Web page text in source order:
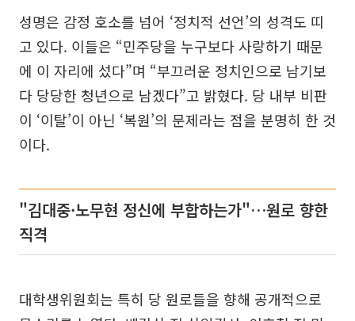
성명은 감정 호소를 넘어 ‘정치적 선언’의 성격도 띠
고 있다. 이들은 “민주당을 누구보다 사랑하기 때문
에 이 자리에 섰다”며 “부끄러운 정치인으로 남기보
다 당당한 청년으로 남겠다”고 밝혔다. 당 내부 비판
이 ‘이탈’이 아닌 ‘복원’의 문제라는 점을 분명히 한 것
이다.
"김대중·노무현 정신에 부합하는가"…원로 향한
직격
대학생위원회는 특히 당 원로들을 향해 공개적으로